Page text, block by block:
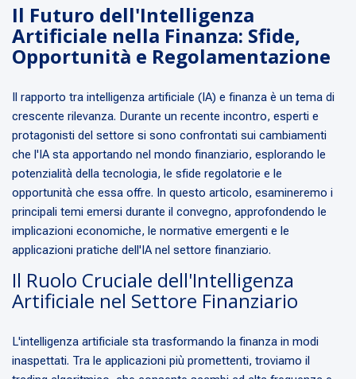
Il Futuro dell'Intelligenza
Artificiale nella Finanza: Sfide,
Opportunità e Regolamentazione
Il rapporto tra intelligenza artificiale (IA) e finanza è un tema di
crescente rilevanza. Durante un recente incontro, esperti e
protagonisti del settore si sono confrontati sui cambiamenti
che l'IA sta apportando nel mondo finanziario, esplorando le
potenzialità della tecnologia, le sfide regolatorie e le
opportunità che essa offre. In questo articolo, esamineremo i
principali temi emersi durante il convegno, approfondendo le
implicazioni economiche, le normative emergenti e le
applicazioni pratiche dell'IA nel settore finanziario.
Il Ruolo Cruciale dell'Intelligenza
Artificiale nel Settore Finanziario
L'intelligenza artificiale sta trasformando la finanza in modi
inaspettati. Tra le applicazioni più promettenti, troviamo il